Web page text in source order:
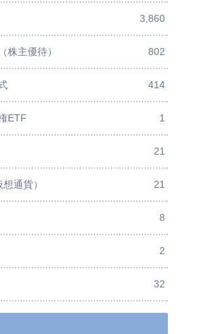
3,860
株主優待） 802
414
ETF 1
21
通貨） 21
8
2
32